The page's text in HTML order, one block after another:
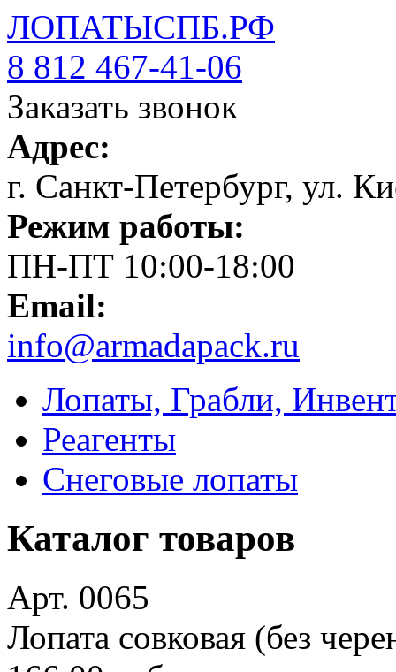
ЛОПАТЫСПБ.РФ
8 812 467-41-06
Заказать звонок
Адрес:
г. Санкт-Петербург, ул.
Режим работы:
ПН-ПТ 10:00-18:00
Email:
info@armadapack.ru
Лопаты, Грабли,
Реагенты
Снеговые лопаты
Каталог товаров
Арт. 0065
Лопата совковая (без